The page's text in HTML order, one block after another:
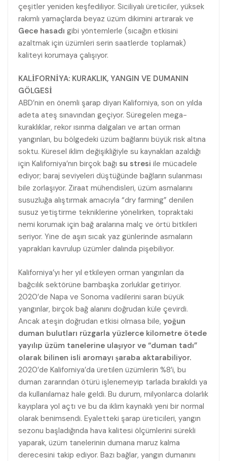
çeşitler yeniden keşfediliyor. Siciliyalı üreticiler, yüksek
rakımlı yamaçlarda beyaz üzüm dikimini artırarak ve
Gece hasadı gibi yöntemlerle (sıcağın etkisini
azaltmak için üzümleri serin saatlerde toplamak)
kaliteyi korumaya çalışıyor.
KALİFORNİYA: KURAKLIK, YANGIN VE DUMANIN
GÖLGESİ
ABD’nin en önemli şarap diyarı Kaliforniya, son on yılda
adeta ateş sınavından geçiyor. Süregelen mega-
kuraklıklar, rekor ısınma dalgaları ve artan orman
yangınları, bu bölgedeki üzüm bağlarını büyük risk altına
soktu. Küresel iklim değişikliğiyle su kaynakları azaldığı
için Kaliforniya’nın birçok bağı su stresi ile mücadele
ediyor; baraj seviyeleri düştüğünde bağların sulanması
bile zorlaşıyor. Ziraat mühendisleri, üzüm asmalarını
susuzluğa alıştırmak amacıyla “dry farming” denilen
susuz yetiştirme tekniklerine yönelirken, topraktaki
nemi korumak için bağ aralarına malç ve örtü bitkileri
seriyor. Yine de aşırı sıcak yaz günlerinde asmaların
yaprakları kavrulup üzümler dalında pişebiliyor.
Kaliforniya’yı her yıl etkileyen orman yangınları da
bağcılık sektörüne bambaşka zorluklar getiriyor.
2020’de Napa ve Sonoma vadilerini saran büyük
yangınlar, birçok bağ alanını doğrudan küle çevirdi.
Ancak ateşin doğrudan etkisi olmasa bile, yoğun
duman bulutları rüzgarla yüzlerce kilometre ötede
yayılıp üzüm tanelerine ulaşıyor ve “duman tadı”
olarak bilinen isli aromayı şaraba aktarabiliyor.
2020’de Kaliforniya’da üretilen üzümlerin %8’i, bu
duman zararından ötürü işlenemeyip tarlada bırakıldı ya
da kullanılamaz hale geldi. Bu durum, milyonlarca dolarlık
kayıplara yol açtı ve bu da iklim kaynaklı yeni bir normal
olarak benimsendi. Eyaletteki şarap üreticileri, yangın
sezonu başladığında hava kalitesi ölçümlerini sürekli
yaparak, üzüm tanelerinin dumana maruz kalma
derecesini takip ediyor. Bazı bağlar, yangın dumanını